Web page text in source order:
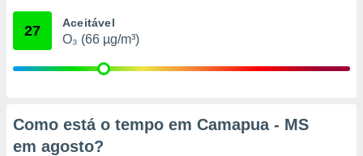
através
27 Aceitável
O₃ (66 µg/m³)
Como está o tempo em Camapua - MS
em agosto?